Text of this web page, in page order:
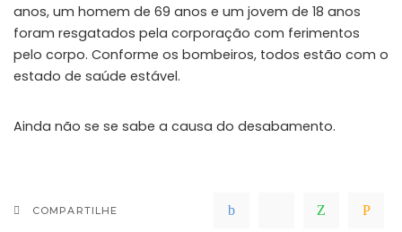
anos, um homem de 69 anos e um jovem de 18 anos
foram resgatados pela corporação com ferimentos
pelo corpo. Conforme os bombeiros, todos estão com o
estado de saúde estável.
Ainda não se se sabe a causa do desabamento.
COMPARTILHE